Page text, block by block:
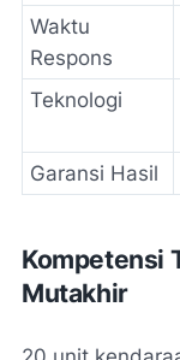
Waktu
Respons
Teknologi
Garansi Hasil
Kompetensi
Mutakhir